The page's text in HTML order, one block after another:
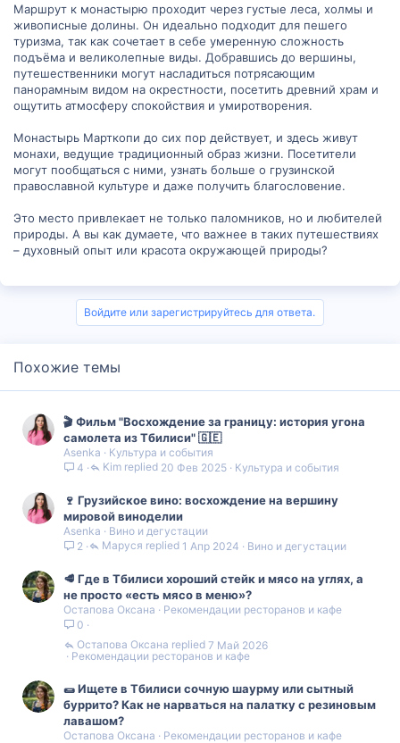
Маршрут к монастырю проходит через густые леса, холмы и
живописные долины. Он идеально подходит для пешего
туризма, так как сочетает в себе умеренную сложность
подъёма и великолепные виды. Добравшись до вершины,
путешественники могут насладиться потрясающим
панорамным видом на окрестности, посетить древний храм и
ощутить атмосферу спокойствия и умиротворения.
Монастырь Марткопи до сих пор действует, и здесь живут
монахи, ведущие традиционный образ жизни. Посетители
могут пообщаться с ними, узнать больше о грузинской
православной культуре и даже получить благословение.
Это место привлекает не только паломников, но и любителей
природы. А вы как думаете, что важнее в таких путешествиях
– духовный опыт или красота окружающей природы?
Войдите или зарегистрируйтесь для ответа.
Похожие темы
🎬 Фильм "Восхождение за границу: история угона
самолета из Тбилиси" 🇬🇪
Asenka
Культура и события
4
Культура и события
20 Фев 2025
Kim
🍷 Грузийское вино: восхождение на вершину
мировой виноделии
Asenka
Вино и дегустации
2
Вино и дегустации
1 Апр 2024
Маруся
🥩 Где в Тбилиси хороший стейк и мясо на углях, а
не просто «есть мясо в меню»?
Остапова Оксана
Рекомендации ресторанов и кафе
0
Рекомендации ресторанов и кафе
7 Май 2026
Остапова Оксана
🌯 Ищете в Тбилиси сочную шаурму или сытный
буррито? Как не нарваться на палатку с резиновым
лавашом?
Остапова Оксана
Рекомендации ресторанов и кафе